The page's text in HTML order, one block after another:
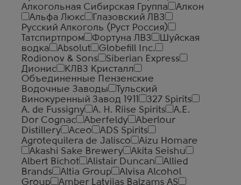
Алкогольная Сибирская Группа
Алкон
Альфа Люкс
Глазовский ЛВЗ
Русский Алкоголь (Руст Россия)
Татспиртпром
Фортуна ЛВЗ
Шуйская
водка
Absolut
Globefill Inc.
Rodionov & Sons
Siberian Express
Дионис
КЛВЗ Кристалл
Объединенные Пензенские
Водочные Заводы
Тульский
Винокуренный Завод 1911
327 Spirits
A. de Fussigny
A. H. Riise Spirits
A.E.
Dor Cognac
Aberfeldy
Aberlour
Distillery
Aceo
ADS Spirits
Agrotequilera de Jalisco
Aizu Homare
Akashi Sake Brewery
Akita Seishu
Albert Bichot
Alistair Duncan
Allied
Brands
Altia Group
Alvisa Alcohol
Group
Amber Latvijas Balzams AS